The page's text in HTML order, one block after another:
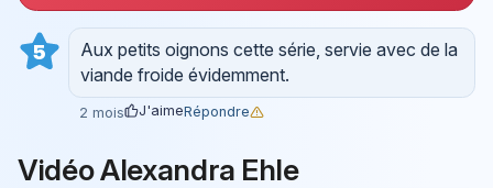
5
Aux petits oignons cette série, servie avec de la
viande froide évidemment.
2 mois J'aimeRépondre
Vidéo Alexandra Ehle